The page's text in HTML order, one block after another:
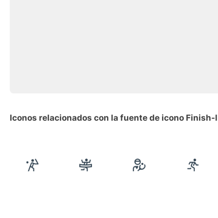
Iconos relacionados con la fuente de icono Finish-